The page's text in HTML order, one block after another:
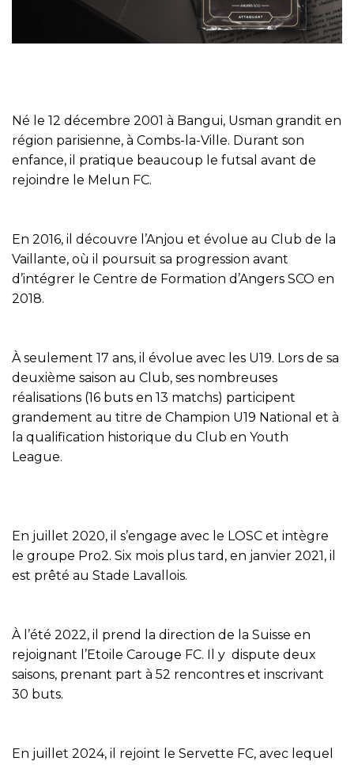
Né le 12 décembre 2001 à Bangui, Usman grandit en
région parisienne, à Combs-la-Ville. Durant son
enfance, il pratique beaucoup le futsal avant de
rejoindre le Melun FC.
En 2016, il découvre l’Anjou et évolue au Club de la
Vaillante, où il poursuit sa progression avant
d’intégrer le Centre de Formation d’Angers SCO en
2018.
À seulement 17 ans, il évolue avec les U19. Lors de sa
deuxième saison au Club, ses nombreuses
réalisations (16 buts en 13 matchs) participent
grandement au titre de Champion U19 National et à
la qualification historique du Club en Youth
League.
En juillet 2020, il s’engage avec le LOSC et intègre
le groupe Pro2. Six mois plus tard, en janvier 2021, il
est prêté au Stade Lavallois.
À l’été 2022, il prend la direction de la Suisse en
rejoignant l’Etoile Carouge FC. Il y dispute deux
saisons, prenant part à 52 rencontres et inscrivant
30 buts.
En juillet 2024, il rejoint le Servette FC, avec lequel